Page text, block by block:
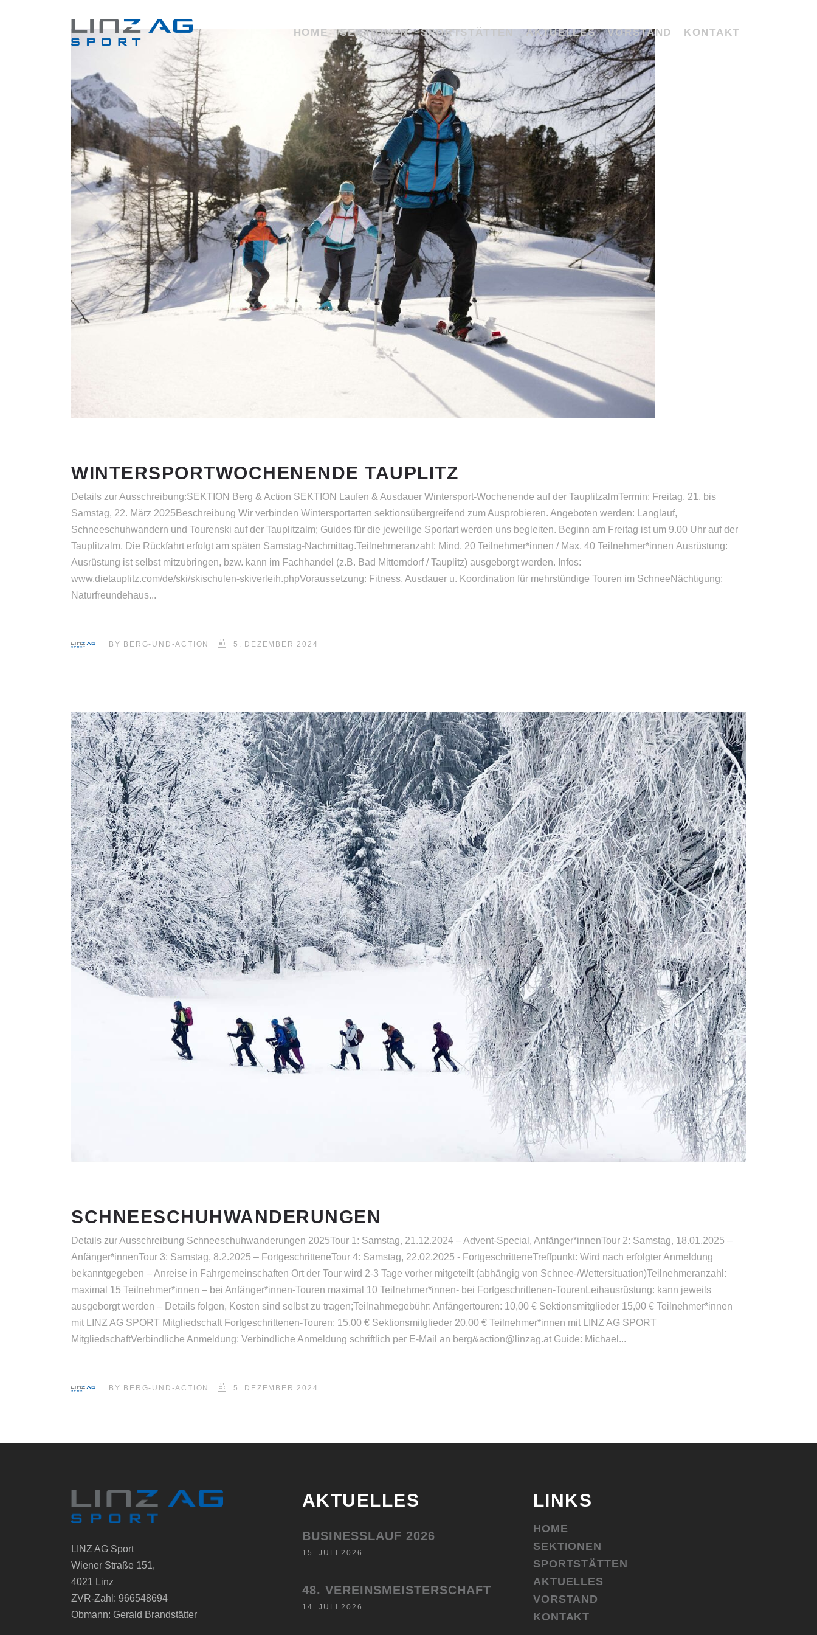
HOME SEKTIONEN SPORTSTÄTTEN AKTUELLES VORSTAND KONTAKT
WINTERSPORTWOCHENENDE TAUPLITZ
Details zur Ausschreibung:SEKTION Berg & Action SEKTION Laufen & Ausdauer Wintersport-Wochenende auf der TauplitzalmTermin: Freitag, 21. bis
Samstag, 22. März 2025Beschreibung Wir verbinden Wintersportarten sektionsübergreifend zum Ausprobieren. Angeboten werden: Langlauf,
Schneeschuhwandern und Tourenski auf der Tauplitzalm; Guides für die jeweilige Sportart werden uns begleiten. Beginn am Freitag ist um 9.00 Uhr auf der
Tauplitzalm. Die Rückfahrt erfolgt am späten Samstag-Nachmittag.Teilnehmeranzahl: Mind. 20 Teilnehmer*innen / Max. 40 Teilnehmer*innen Ausrüstung:
Ausrüstung ist selbst mitzubringen, bzw. kann im Fachhandel (z.B. Bad Mitterndorf / Tauplitz) ausgeborgt werden. Infos:
www.dietauplitz.com/de/ski/skischulen-skiverleih.phpVoraussetzung: Fitness, Ausdauer u. Koordination für mehrstündige Touren im SchneeNächtigung:
Naturfreundehaus
BY BERG-UND-ACTION 5. DEZEMBER 2024
SCHNEESCHUHWANDERUNGEN
Details zur Ausschreibung Schneeschuhwanderungen 2025Tour 1: Samstag, 21.12.2024 – Advent-Special, Anfänger*innenTour 2: Samstag, 18.01.2025 –
Anfänger*innenTour 3: Samstag, 8.2.2025 – FortgeschritteneTour 4: Samstag, 22.02.2025 - FortgeschritteneTreffpunkt: Wird nach erfolgter Anmeldung
bekanntgegeben – Anreise in Fahrgemeinschaften Ort der Tour wird 2-3 Tage vorher mitgeteilt (abhängig von Schnee-/Wettersituation)Teilnehmeranzahl:
maximal 15 Teilnehmer*innen – bei Anfänger*innen-Touren maximal 10 Teilnehmer*innen- bei Fortgeschrittenen-TourenLeihausrüstung: kann jeweils
ausgeborgt werden – Details folgen, Kosten sind selbst zu tragen;Teilnahmegebühr: Anfängertouren: 10,00 € Sektionsmitglieder 15,00 € Teilnehmer*innen
mit LINZ AG SPORT Mitgliedschaft Fortgeschrittenen-Touren: 15,00 € Sektionsmitglieder 20,00 € Teilnehmer*innen mit LINZ AG SPORT
MitgliedschaftVerbindliche Anmeldung: Verbindliche Anmeldung schriftlich per E-Mail an berg&action@linzag.at Guide: Michael
BY BERG-UND-ACTION 5. DEZEMBER 2024
LINZ AG Sport
Wiener Straße 151,
4021 Linz
ZVR-Zahl: 966548694
Obmann: Gerald Brandstätter
AKTUELLES
BUSINESSLAUF 2026
15. JULI 2026
48. VEREINSMEISTERSCHAFT
14. JULI 2026
LINKS
HOME
SEKTIONEN
SPORTSTÄTTEN
AKTUELLES
VORSTAND
KONTAKT